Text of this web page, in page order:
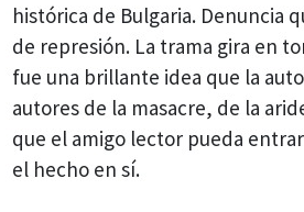
histórica de Bulgaria. Denuncia
de represión. La trama gira en
fue una brillante idea que la
autores de la masacre, de la
que el amigo lector pueda
el hecho en sí.